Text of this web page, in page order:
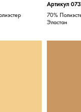
Артикул
70%
Эластан